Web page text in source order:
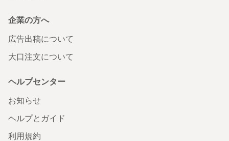
企業の方へ
広告出稿について
大口注文について
ヘルプセンター
お知らせ
ヘルプとガイド
利用規約